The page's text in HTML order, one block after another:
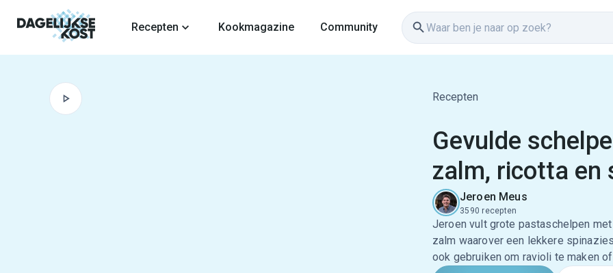
Recepten
Kookmagazine Community
Recepten
Gevulde
zalm, ricotta en
Jeroen Meus
3590 recepten
Jeroen vult grote pastaschelpen
zalm waarover een lekkere
ook gebruiken om ravioli te maken